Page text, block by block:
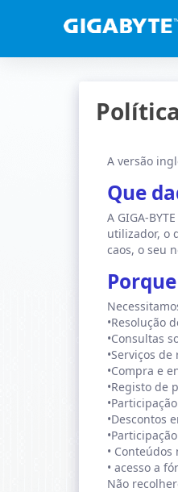
A versão
Que
A GIGA-
utilizador, o
caos, o seu
•Resolução
•Consultas
•Serviços
•Compra e
•Registo de
•Descontos
•
• acesso a
Não